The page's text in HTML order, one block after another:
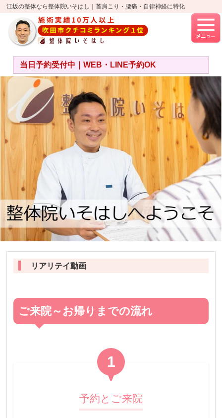
江坂の整体なら整体院いそはし｜首肩こり・腰痛・自律神経に特化
当日予約受付中｜WEB・LINE予約OK
リアリテイ動画
ご来院～お帰りまでの流れ
1
予約とご来院